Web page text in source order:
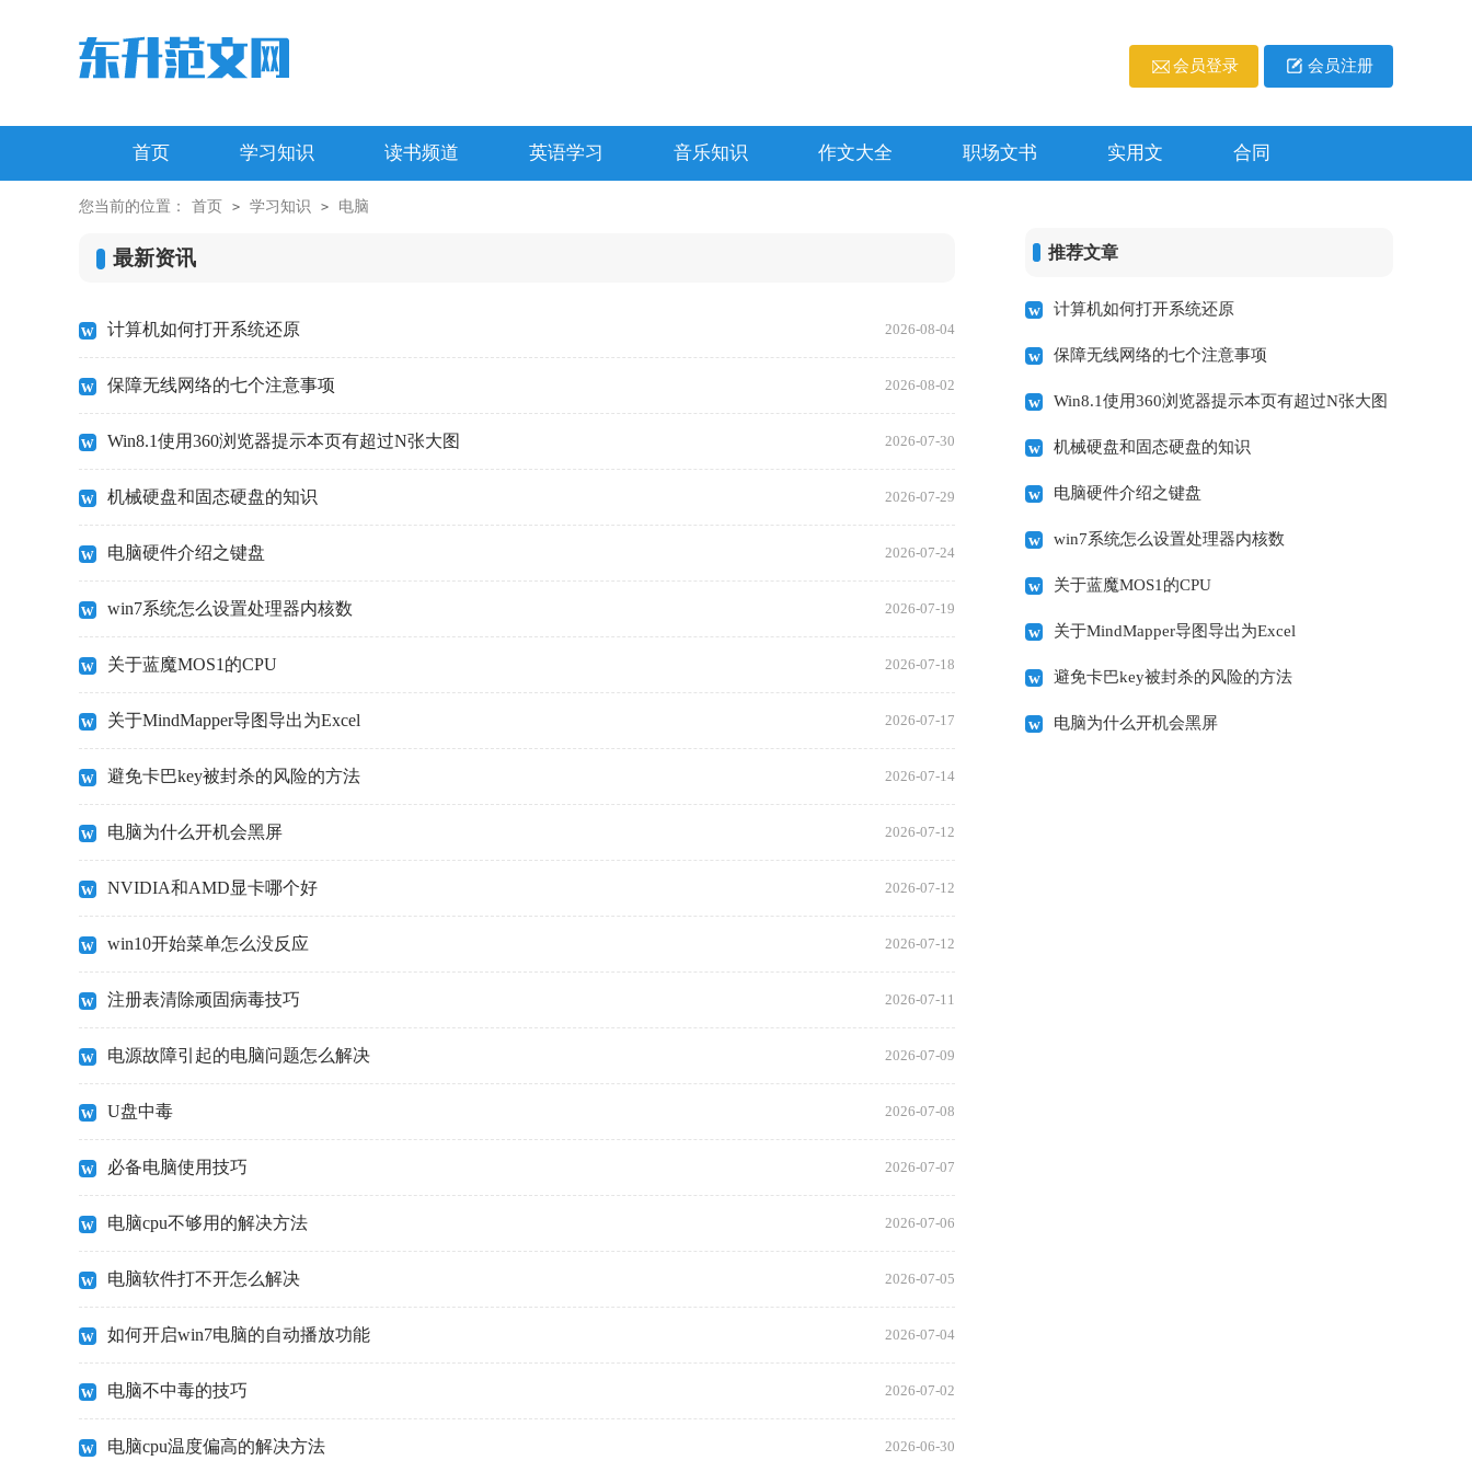
会员登录 会员注册
首页 学习知识 读书频道 英语学习 音乐知识 作文大全 职场文书 实用文 合同
您当前的位置： 首页 > 学习知识 > 电脑
最新资讯
计算机如何打开系统还原 2026-08-04
保障无线网络的七个注意事项 2026-08-02
Win8.1使用360浏览器提示本页有超过N张大图 2026-07-30
机械硬盘和固态硬盘的知识 2026-07-29
电脑硬件介绍之键盘 2026-07-24
win7系统怎么设置处理器内核数 2026-07-19
关于蓝魔MOS1的CPU 2026-07-18
关于MindMapper导图导出为Excel 2026-07-17
避免卡巴key被封杀的风险的方法 2026-07-14
电脑为什么开机会黑屏 2026-07-12
NVIDIA和AMD显卡哪个好 2026-07-12
win10开始菜单怎么没反应 2026-07-12
注册表清除顽固病毒技巧 2026-07-11
电源故障引起的电脑问题怎么解决 2026-07-09
U盘中毒 2026-07-08
必备电脑使用技巧 2026-07-07
电脑cpu不够用的解决方法 2026-07-06
电脑软件打不开怎么解决 2026-07-05
如何开启win7电脑的自动播放功能 2026-07-04
电脑不中毒的技巧 2026-07-02
电脑cpu温度偏高的解决方法 2026-06-30
推荐文章
计算机如何打开系统还原
保障无线网络的七个注意事项
Win8.1使用360浏览器提示本页有超过N张大图
机械硬盘和固态硬盘的知识
电脑硬件介绍之键盘
win7系统怎么设置处理器内核数
关于蓝魔MOS1的CPU
关于MindMapper导图导出为Excel
避免卡巴key被封杀的风险的方法
电脑为什么开机会黑屏